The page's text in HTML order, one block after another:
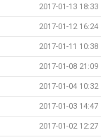
2017-01-13 18:33
2017-01-12 16:24
2017-01-11 10:38
2017-01-08 21:09
2017-01-04 10:32
2017-01-03 14:47
2017-01-02 12:27